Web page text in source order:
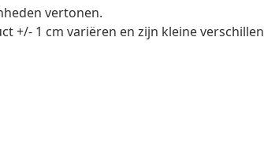
vertonen.
+/- 1 cm variëren en zijn kleine verschillen